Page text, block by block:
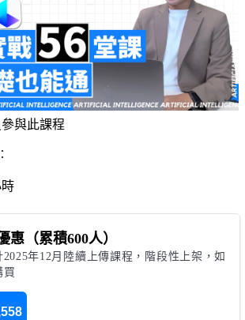
與此課程
惠（累積600人）
年12月陸續上傳課程，階段性上架，如
買